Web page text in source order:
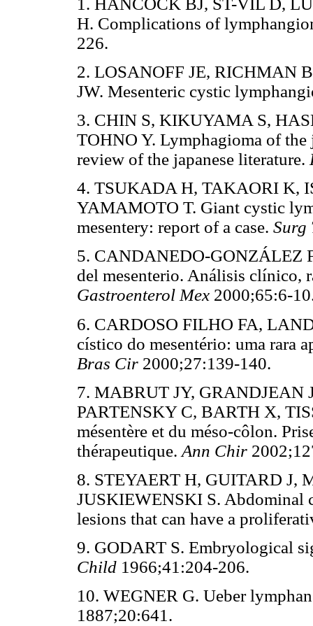
H. Complications of
226.
2. LOSANOFF JE, RICHMAN
JW. Mesenteric cystic
3. CHIN S, KIKUYAMA S,
TOHNO Y. Lymphagioma of the
review of the japanese literature.
4. TSUKADA H, TAKAORI K,
YAMAMOTO T. Giant cystic
mesentery: report of a case. Surg
5. CANDANEDO-GONZÁLEZ
del mesenterio. Análisis
Gastroenterol Mex 2000;65:6-
6. CARDOSO FILHO FA,
cístico do mesentério: uma rara
Bras Cir 2000;27:139-140.
7. MABRUT JY, GRANDJEAN
PARTENSKY C, BARTH X,
mésentère et du méso-côlon.
thérapeutique. Ann Chir
8. STEYAERT H, GUITARD J,
JUSKIEWENSKI S. Abdominal
lesions that can have a
9. GODART S. Embryological
Child 1966;41:204-206.
10. WEGNER G. Ueber
1887;20:641.